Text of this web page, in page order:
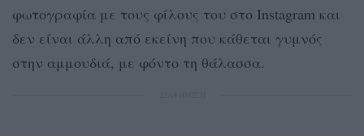
φωτογραφία με τους φίλους του στο Instagram και
δεν είναι άλλη από εκείνη που κάθεται γυμνός
στην αμμουδιά, με φόντο τη θάλασσα.